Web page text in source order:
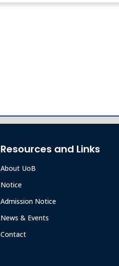
Resources and Links
About UoB
Notice
Admission Notice
News & Events
Contact